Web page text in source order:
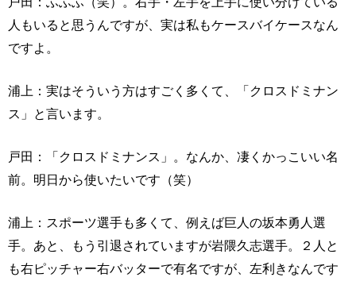
人もいると思うんですが、実は私もケースバイケースなん
ですよ。
浦上：実はそういう方はすごく多くて、「クロスドミナン
ス」と言います。
戸田：「クロスドミナンス」。なんか、凄くかっこいい名
前。明日から使いたいです（笑）
浦上：スポーツ選手も多くて、例えば巨人の坂本勇人選
手。あと、もう引退されていますが岩隈久志選手。２人と
も右ピッチャー右バッターで有名ですが、左利きなんです